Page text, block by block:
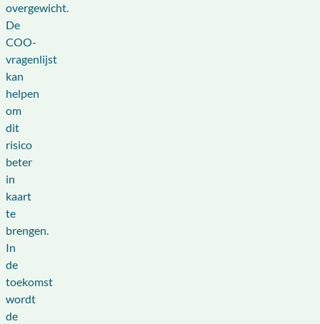
overgewicht.
De
COO-
vragenlijst
kan
helpen
om
dit
risico
beter
in
kaart
te
brengen.
In
de
toekomst
wordt
de